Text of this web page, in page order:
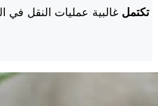
تكتمل غالبية عمليات النقل في